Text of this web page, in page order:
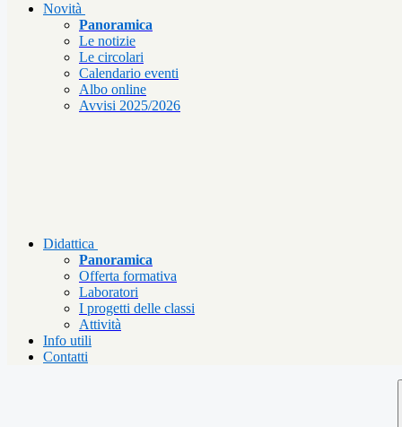
Novità
Panoramica
Le notizie
Le circolari
Calendario eventi
Albo online
Avvisi 2025/2026
Didattica
Panoramica
Offerta formativa
Laboratori
I progetti delle classi
Attività
Info utili
Contatti